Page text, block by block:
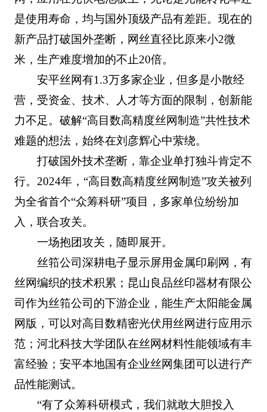
是使用寿命，均与国外顶级产品有差距。现在的
新产品打破国外垄断，网丝直径比原来小2微
米，生产难度增加的不止20倍。
安平丝网有1.3万多家企业，但多是小散经
营，受资金、技术、人才等方面的限制，创新能
力不足。破解“高目数高精度丝网制造”共性技术
难题的想法，始终在刘彦辉心中萦绕。
打破国外技术垄断，靠企业单打独斗肯定不
行。2024年，“高目数高精度丝网制造”攻关被列
为全省首个“众筹科研”项目，多家单位纷纷加
入，联合攻关。
一场抱团攻关，随即展开。
丝筘公司深耕电子显示屏用金属印刷网，有
丝网编织的技术积累；昆山良品丝印器材有限公
司作为丝筘公司的下游企业，能生产太阳能金属
网版，可以对高目数精密光伏用丝网进行应用示
范；河北科技大学团队在丝网材料性能领域有丰
富经验；安平本地国有企业丝网集团可以进行产
品性能测试。
“有了众筹科研模式，我们就敢大胆投入